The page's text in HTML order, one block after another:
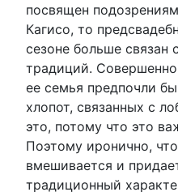
посвящен
Кагисо, то
сезоне больше
традиций.
ее семья предпочли
хлопот, связанных с
это, потому что это
Поэтому иронично,
вмешивается и
традиционный